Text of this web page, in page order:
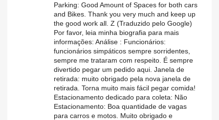
Parking: Good Amount of Spaces for both cars
and Bikes. Thank you very much and keep up
the good work all. Z (Traduzido pelo Google)
Por favor, leia minha biografia para mais
informações: Análise : Funcionários:
funcionários simpáticos sempre sorridentes,
sempre me trataram com respeito. É sempre
divertido pegar um pedido aqui. Janela de
retirada: muito obrigado pela nova janela de
retirada. Torna muito mais fácil pegar comida!
Estacionamento dedicado para coleta: Não
Estacionamento: Boa quantidade de vagas
para carros e motos. Muito obrigado e